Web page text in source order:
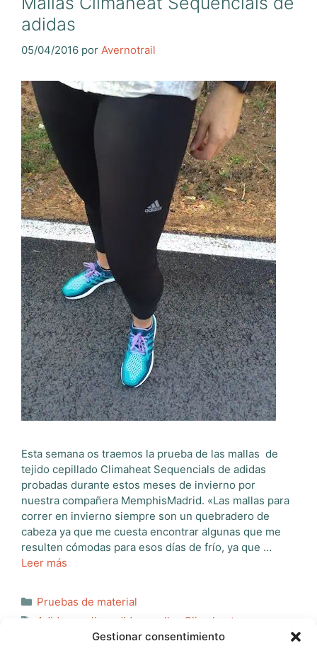
Gestionar consentimiento
adidas
05/04/2016 por Avernotrail
Esta semana os traemos la prueba de las mallas de
tejido cepillado Climaheat Sequencials de adidas
probadas durante estos meses de invierno por
nuestra compañera MemphisMadrid. «Las mallas para
correr en invierno siempre son un quebradero de
cabeza ya que me cuesta encontrar algunas que me
resulten cómodas para esos días de frío, ya que …
Leer más
Categorías
Pruebas de material
Etiquetas
Adidas mallas adidas
mallas Climaheat
mallas para mujer,material para correr